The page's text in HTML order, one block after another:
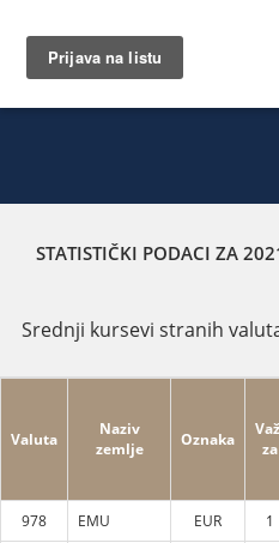
STATISTIČKI PODACI ZA
Srednji kursevi stranih
Valuta
Naziv
zemlje
Oznaka
za
978
EMU EUR 1